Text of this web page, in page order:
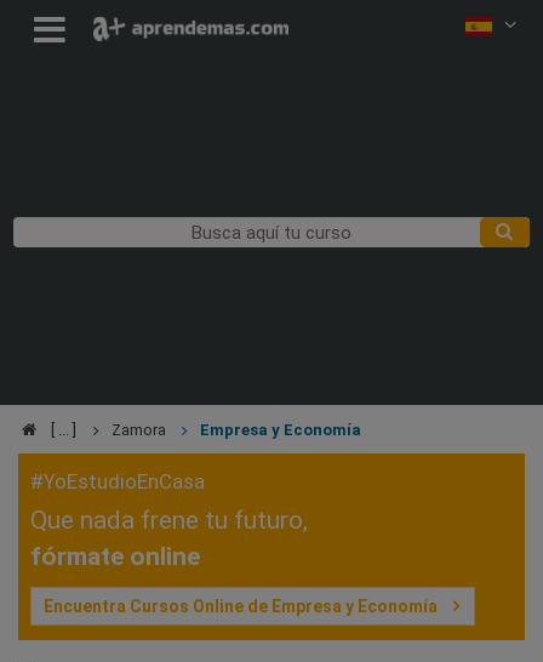
Zamora Empresa y Economía
#YoEstudioEnCasa
Que nada frene tu futuro,
fórmate online
Encuentra Cursos Online de Empresa y Economía